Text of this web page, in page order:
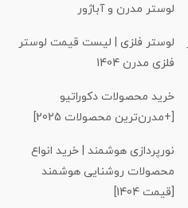
لوستر مدرن و آباژور
لوستر فلزی | لیست قیمت لوستر
فلزی مدرن 1404
خرید محصولات دکوراتیو
[+مدرن‌ترین محصولات 2025]
نورپردازی هوشمند | خرید انواع
محصولات روشنایی هوشمند
[قیمت 1404]